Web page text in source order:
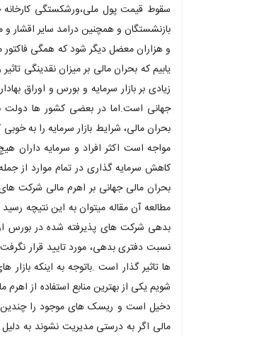
سقوط قیمت پول ملی،ورشکستگی کارخانه
بازنشستگان و همچنین درامد سایر اقشار
و هزاران معضل دیگر شود که همگی فاکتور
یابیم که بحران مالی بر میزان نقدینگی
زیادی بر بازار سرمایه و بورس و اوراق
جهانی است.اما در بعضی کشور ها دولت
بحران مالی، شرایط بازار سرمایه را به
مواجه است اکثر افراد و سرمایه داران
کاهش سرمایه گذاری در تمام موارد از
بحران مالی جهانی بر اهرم مالی شرکت
مطالعه آن مقاله میتوان به این نتیچه
بدهی شرکت های پذیرفته شده در بورس
نسبت دفتری بدهی، مورد تایید قرار
ها تاثیر گذار است .باتوجه به اینکه
شویم یکی از بهترین منابع استفاده از
دخیل است و ریسک های موجود را چندین
مالی اگر به درستی مدیریت نشوند به دلیل